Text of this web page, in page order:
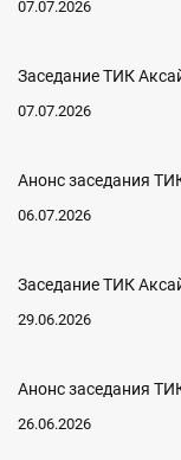
07.07.2026
Заседание ТИК
07.07.2026
Анонс заседания
06.07.2026
Заседание ТИК
29.06.2026
Анонс заседания
26.06.2026